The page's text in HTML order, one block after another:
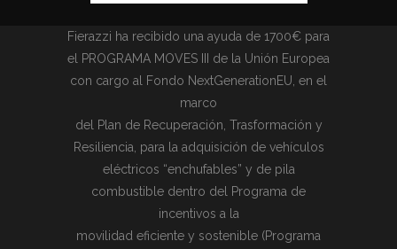
Fierazzi ha recibido una ayuda de 1700€ para
el PROGRAMA MOVES III de la Unión Europea
con cargo al Fondo NextGenerationEU, en el
marco
del Plan de Recuperación, Trasformación y
Resiliencia, para la adquisición de vehículos
eléctricos “enchufables” y de pila
combustible dentro del Programa de
incentivos a la
movilidad eficiente y sostenible (Programa